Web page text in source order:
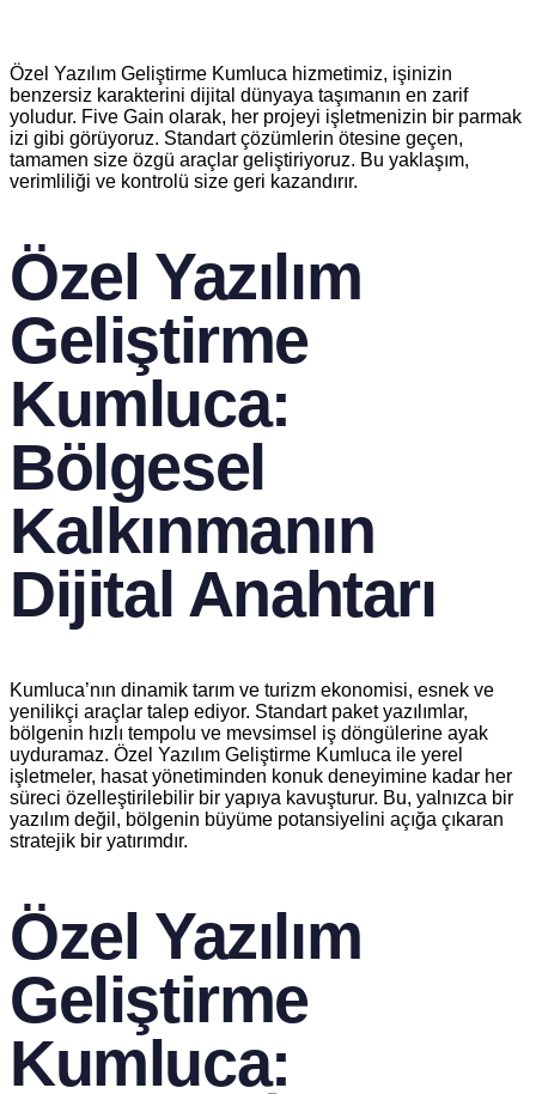
Özel Yazılım Geliştirme Kumluca hizmetimiz, işinizin
benzersiz karakterini dijital dünyaya taşımanın en zarif
yoludur. Five Gain olarak, her projeyi işletmenizin bir parmak
izi gibi görüyoruz. Standart çözümlerin ötesine geçen,
tamamen size özgü araçlar geliştiriyoruz. Bu yaklaşım,
verimliliği ve kontrolü size geri kazandırır.
Özel Yazılım
Geliştirme
Kumluca:
Bölgesel
Kalkınmanın
Dijital Anahtarı
Kumluca’nın dinamik tarım ve turizm ekonomisi, esnek ve
yenilikçi araçlar talep ediyor. Standart paket yazılımlar,
bölgenin hızlı tempolu ve mevsimsel iş döngülerine ayak
uyduramaz. Özel Yazılım Geliştirme Kumluca ile yerel
işletmeler, hasat yönetiminden konuk deneyimine kadar her
süreci özelleştirilebilir bir yapıya kavuşturur. Bu, yalnızca bir
yazılım değil, bölgenin büyüme potansiyelini açığa çıkaran
stratejik bir yatırımdır.
Özel Yazılım
Geliştirme
Kumluca: